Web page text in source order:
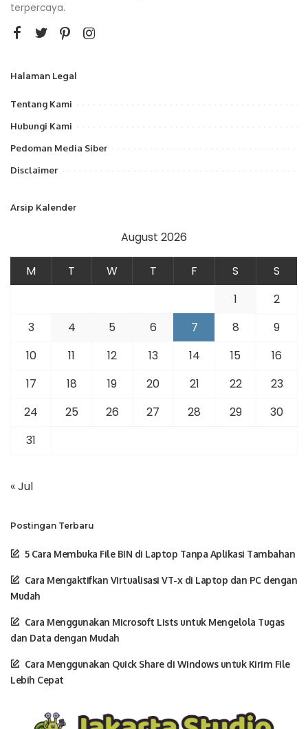
terpercaya.
Halaman Legal
Tentang Kami
Hubungi Kami
Pedoman Media Siber
Disclaimer
Arsip Kalender
August 2026
M T W T F S
S
1
2
3
4 5 6 7 8
9
10
11 12 13 14 15
16
17
18 19 20 21 22
23
24
25 26 27 28 29
30
31
« Jul
Postingan Terbaru
5 Cara Membuka File BIN di Laptop Tanpa Aplikasi Tambahan
Cara Mengaktifkan Virtualisasi VT-x di Laptop dan PC dengan
Mudah
Cara Menggunakan Microsoft Lists untuk Mengelola Tugas
dan Data dengan Mudah
Cara Menggunakan Quick Share di Windows untuk Kirim File
Lebih Cepat